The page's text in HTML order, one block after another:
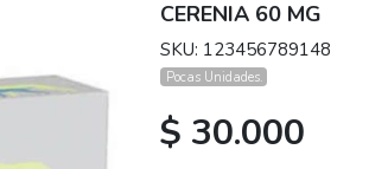
CERENIA 60 MG
SKU: 123456789148
Pocas Unidades.
$ 30.000